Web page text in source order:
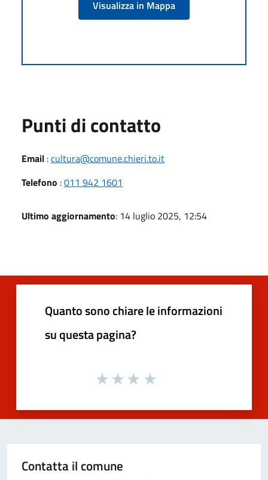
Visualizza in Mappa
Punti di contatto
Email :cultura@comune.chieri.to.it
Telefono :011 942 1601
Ultimo aggiornamento: 14 luglio 2025, 12:54
Quanto sono chiare le informazioni
su questa pagina?
Contatta il comune